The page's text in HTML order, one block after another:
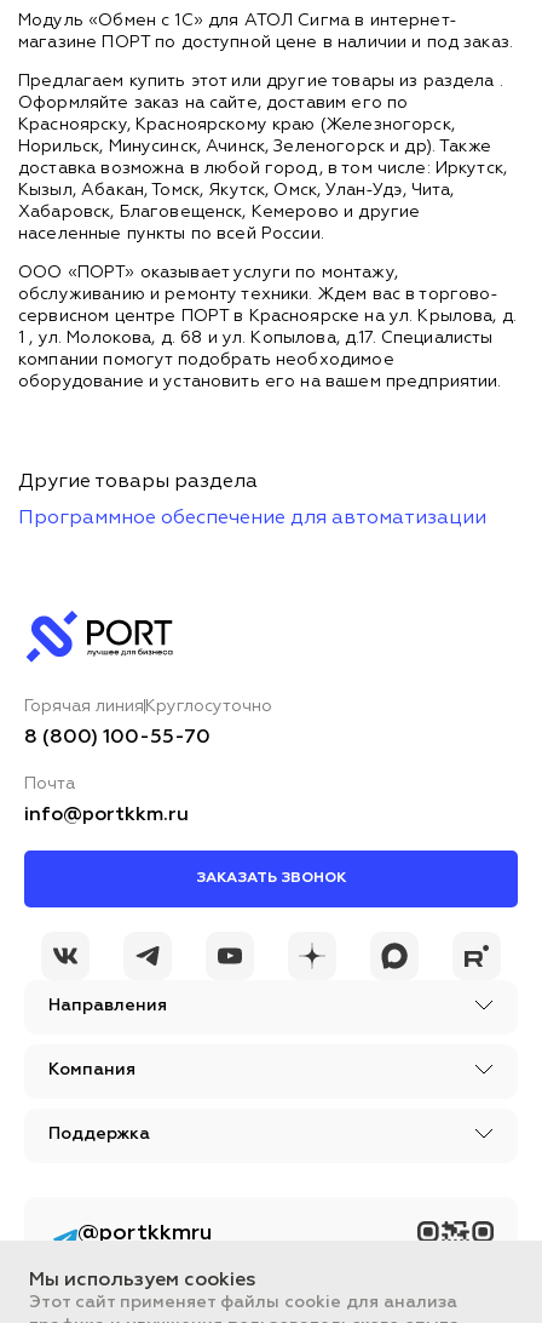
Модуль «Обмен с 1С» для АТОЛ Сигма в интернет-
магазине ПОРТ по доступной цене в наличии и под заказ.
Предлагаем купить этот или другие товары из раздела .
Оформляйте заказ на сайте, доставим его по
Красноярску, Красноярскому краю (Железногорск,
Норильск, Минусинск, Ачинск, Зеленогорск и др). Также
доставка возможна в любой город, в том числе: Иркутск,
Кызыл, Абакан, Томск, Якутск, Омск, Улан-Удэ, Чита,
Хабаровск, Благовещенск, Кемерово и другие
населенные пункты по всей России.
ООО «ПОРТ» оказывает услуги по монтажу,
обслуживанию и ремонту техники. Ждем вас в торгово-
сервисном центре ПОРТ в Красноярске на ул. Крылова, д.
1 , ул. Молокова, д. 68 и ул. Копылова, д.17. Специалисты
компании помогут подобрать необходимое
оборудование и установить его на вашем предприятии.
Другие товары раздела
Программное обеспечение для автоматизации
Направления
Компания
Поддержка
Горячая линия Круглосуточно
8 (800) 100-55-70
Почта
info@portkkm.ru
ЗАКАЗАТЬ ЗВОНОК
@portkkmru
контент PORT - бизнес
портал
Мы используем cookies
Этот сайт применяет файлы cookie для анализа